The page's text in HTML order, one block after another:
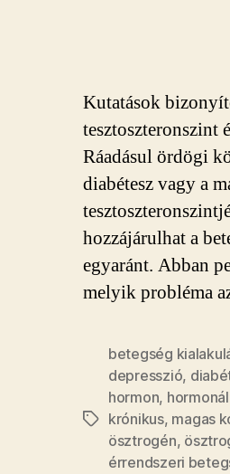
Kutatások
tesztoszteronszint
Ráadásul ördögi
diabétesz vagy a
hozzájárulhat a
egyaránt. Abban
melyik probléma
Címkék
betegség
depresszió,
hormon,
krónikus, magas
ösztrogén,
érrendszeri